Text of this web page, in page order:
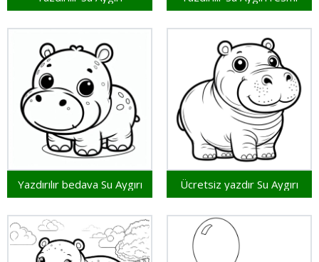
Yazdırılır bedava Su Aygırı Ücretsiz yazdır Su Aygırı